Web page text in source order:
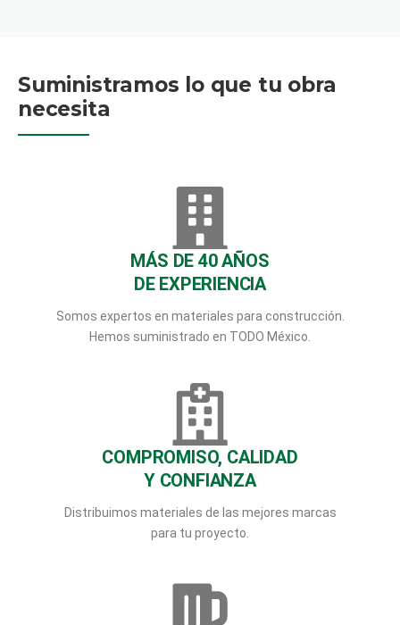
Suministramos lo que tu obra
necesita
MÁS DE 40 AÑOS
DE EXPERIENCIA
Somos expertos en materiales para construcción.
Hemos suministrado en TODO México.
COMPROMISO, CALIDAD
Y CONFIANZA
Distribuimos materiales de las mejores marcas
para tu proyecto.